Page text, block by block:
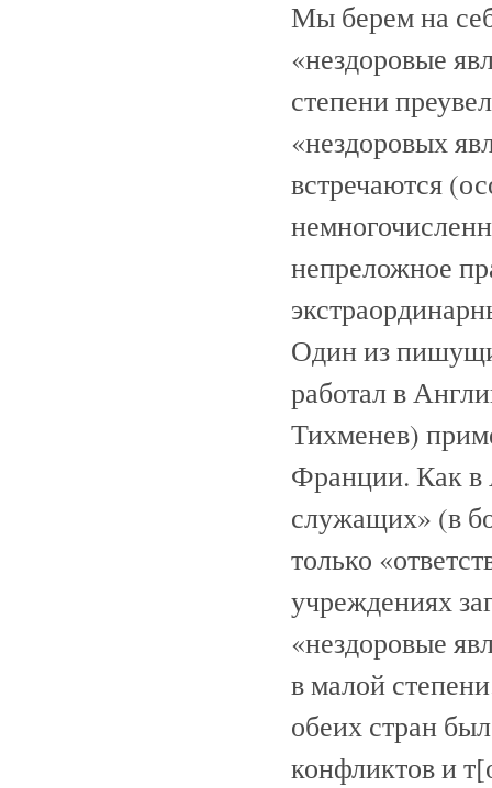
Мы берем на
«нездоровые
степени
«нездоровых
встречаются
непреложное
Один из
работал в
Тихменев)
Франции. Как в
служащих» (в
только
учреждениях
«нездоровые
в малой
обеих стран
конфликтов и